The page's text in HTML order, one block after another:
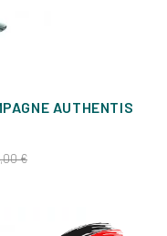
AUTHENTIS
€Prix